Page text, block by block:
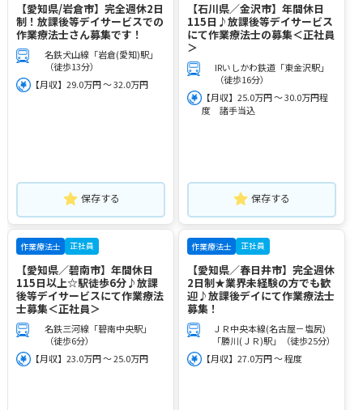
【愛知県/岩倉市】完全週休2日
制！放課後等デイサービスでの
作業療法士さん募集です！
名鉄犬山線「岩倉(愛知)駅」
（徒歩13分）
【月収】29.0万円 ～ 32.0万円
保存する
【石川県／金沢市】年間休日
115日♪放課後等デイサービス
にて作業療法士の募集＜正社員
＞
IRいしかわ鉄道「東金沢駅」
（徒歩16分）
【月収】25.0万円 ～ 30.0万円程
度 諸手当込
保存する
作業療法士 正社員
【愛知県／碧南市】年間休日
115日以上☆駅徒歩6分♪放課
後等デイサービスにて作業療法
士募集＜正社員＞
名鉄三河線「碧南中央駅」
（徒歩6分）
【月収】23.0万円 ～ 25.0万円
作業療法士 正社員
【愛知県／春日井市】完全週休
2日制★業界未経験の方でも歓
迎♪放課後デイにて作業療法士
募集！
ＪＲ中央本線(名古屋－塩尻)
「勝川(ＪＲ)駅」（徒歩25分）
【月収】27.0万円 ～ 程度